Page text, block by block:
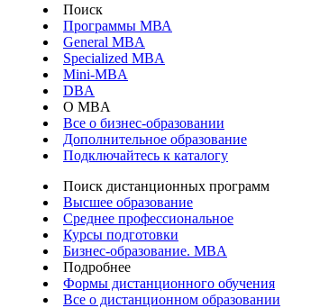
Поиск
Программы МВА
General MBA
Specialized MBA
Mini-MBA
DBA
О MBA
Все о бизнес-образовании
Дополнительное образование
Подключайтесь к каталогу
Поиск дистанционных программ
Высшее образование
Среднее профессиональное
Курсы подготовки
Бизнес-образование. MBA
Подробнее
Формы дистанционного обучения
Все о дистанционном образовании